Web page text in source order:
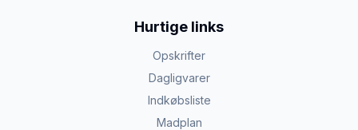
Hurtige links
Opskrifter
Dagligvarer
Indkøbsliste
Madplan